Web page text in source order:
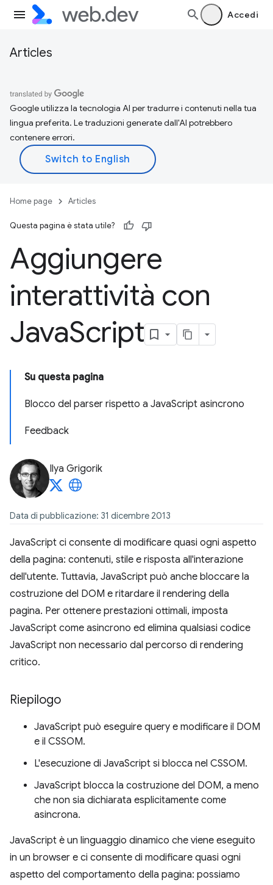
Accedi
Articles
Google utilizza la tecnologia AI per tradurre i contenuti nella tua
lingua preferita. Le traduzioni generate dall'AI potrebbero
contenere errori.
Home page Articles
Questa pagina è stata utile?
Aggiungere
interattività con
JavaScript
Su questa pagina
Blocco del parser rispetto a JavaScript asincrono
Feedback
Ilya Grigorik
Data di pubblicazione: 31 dicembre 2013
JavaScript ci consente di modificare quasi ogni aspetto
della pagina: contenuti, stile e risposta all'interazione
dell'utente. Tuttavia, JavaScript può anche bloccare la
costruzione del DOM e ritardare il rendering della
pagina. Per ottenere prestazioni ottimali, imposta
JavaScript come asincrono ed elimina qualsiasi codice
JavaScript non necessario dal percorso di rendering
critico.
Riepilogo
JavaScript può eseguire query e modificare il DOM
e il CSSOM.
L'esecuzione di JavaScript si blocca nel CSSOM.
JavaScript blocca la costruzione del DOM, a meno
che non sia dichiarata esplicitamente come
asincrona.
JavaScript è un linguaggio dinamico che viene eseguito
in un browser e ci consente di modificare quasi ogni
aspetto del comportamento della pagina: possiamo